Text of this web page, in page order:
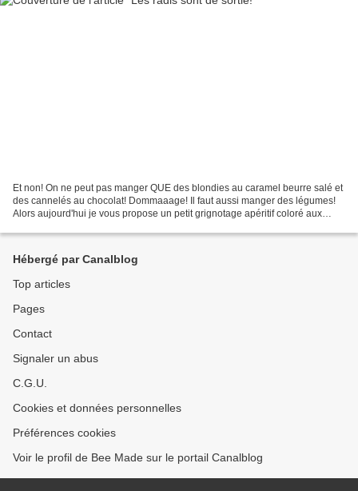
Et non! On ne peut pas manger QUE des blondies au caramel beurre salé et
des cannelés au chocolat! Dommaaage! Il faut aussi manger des légumes!
Alors aujourd'hui je vous propose un petit grignotage apéritif coloré aux
Hébergé par Canalblog
Top articles
Pages
Contact
Signaler un abus
C.G.U.
Cookies et données personnelles
Préférences cookies
Voir le profil de Bee Made sur le portail Canalblog